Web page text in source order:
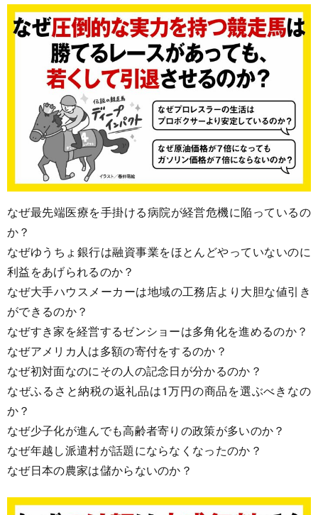
なぜ最先端医療を手掛ける病院が経営危機に陥っているの
か？
なぜゆうちょ銀行は融資事業をほとんどやっていないのに
利益をあげられるのか？
なぜ大手ハウスメーカーは地域の工務店より大胆な値引き
ができるのか？
なぜすき家を経営するゼンショーは多角化を進めるのか？
なぜアメリカ人は多額の寄付をするのか？
なぜ初対面なのにその人の記念日が分かるのか？
なぜふるさと納税の返礼品は1万円の商品を選ぶべきなの
か？
なぜ少子化が進んでも高齢者寄りの政策が多いのか？
なぜ年越し派遣村が話題にならなくなったのか？
なぜ日本の農家は儲からないのか？